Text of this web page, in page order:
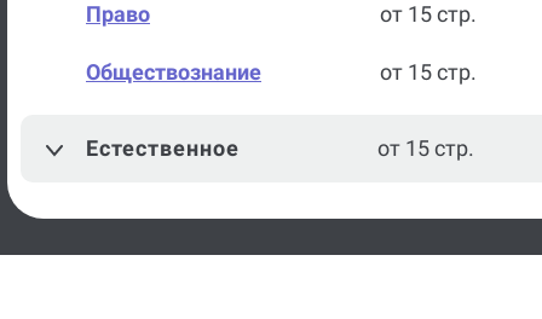
Право от 15 стр.
Обществознание от 15 стр.
Естественное от 15 стр.